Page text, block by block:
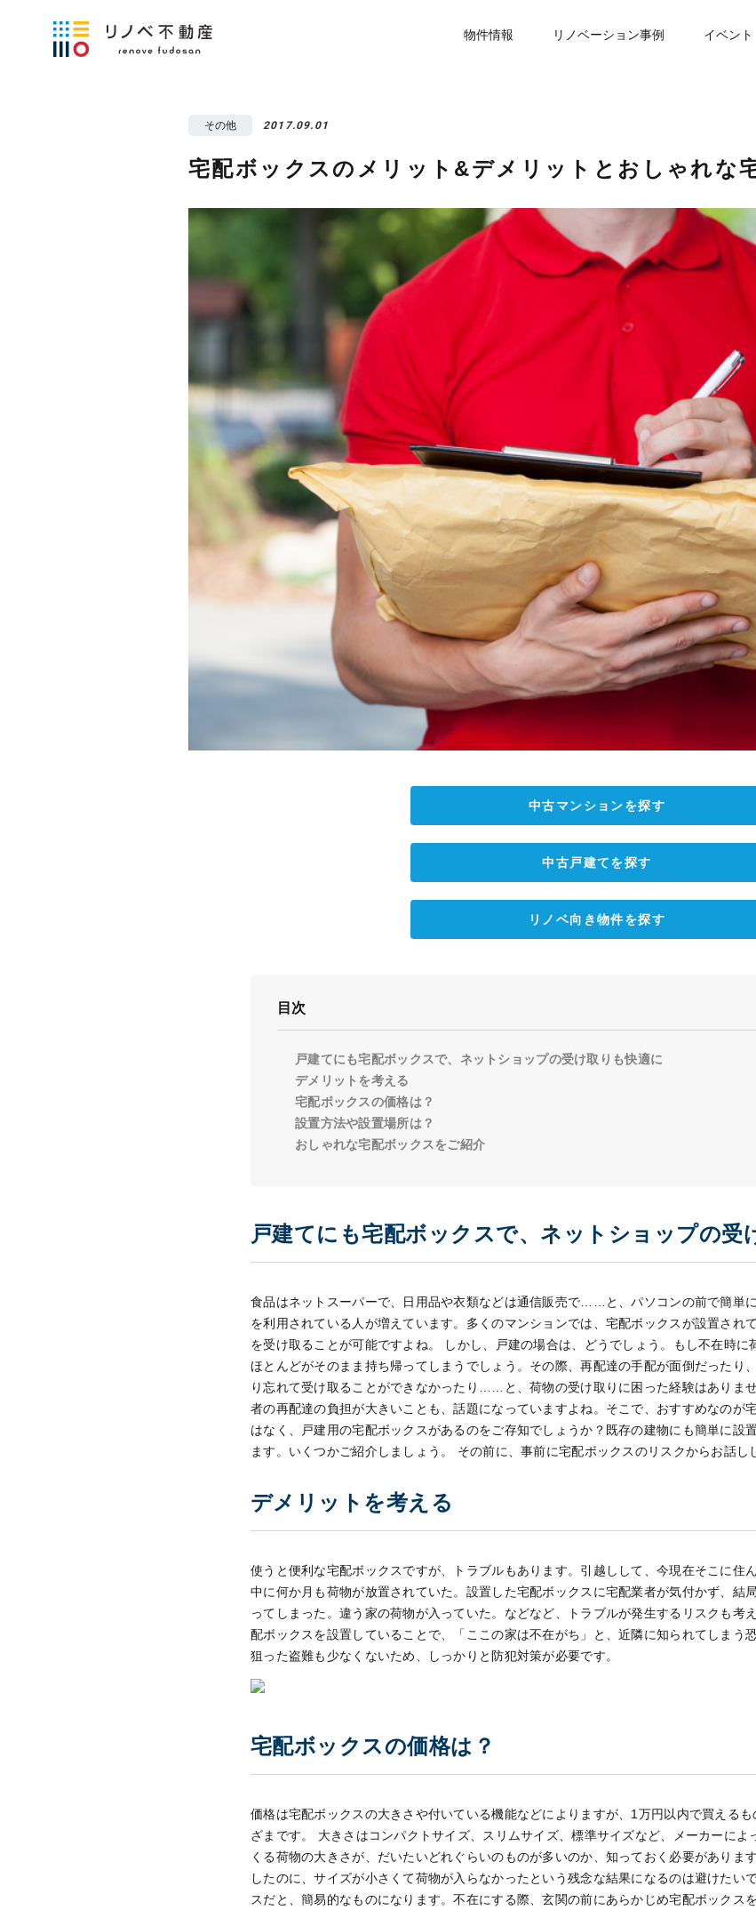
物件情報 リノベーション事例 イベント
その他 2017.09.01
宅配ボックスのメリット&デメリットとおしゃれな
中古マンションを探す
中古戸建てを探す
リノベ向き物件を探す
目次
戸建てにも宅配ボックスで、ネットショップの受け取りも快適に
デメリットを考える
宅配ボックスの価格は？
設置方法や設置場所は？
おしゃれな宅配ボックスをご紹介
戸建てにも宅配ボックスで、ネットショップの受
食品はネットスーパーで、日用品や衣類などは通信販売で……と、パソコンの前で簡単
を利用されている人が増えています。 多くのマンションでは、宅配ボックスが設置され
を受け取ることが可能ですよね。
しかし、戸建の場合は、どうでしょう。
もし不在時に
ほとんどがそのまま持ち帰ってしまうでしょう。 その際、再配達の手配が面倒だったり
り忘れて受け取ることができなかったり……と、荷物の受け取りに困った経験はありま
者の再配達の負担が大きいことも、話題になっていますよね。 そこで、おすすめなのが
はなく、戸建用の宅配ボックスがあるのをご存知でしょうか？ 既存の建物にも簡単に設
ます。いくつかご紹介しましょう。
その前に、事前に宅配ボックスのリスクからお話し
デメリットを考える
使うと便利な宅配ボックスですが、トラブルもあります。 引越しして、今現在そこに住
中に何か月も荷物が放置されていた。 設置した宅配ボックスに宅配業者が気付かず、結
ってしまった。 違う家の荷物が入っていた。 などなど、トラブルが発生するリスクも考
配ボックスを設置していることで、「ここの家は不在がち」と、近隣に知られてしまう
狙った盗難も少なくないため、しっかりと防犯対策が必要です。
宅配ボックスの価格は？
価格は宅配ボックスの大きさや付いている機能などによりますが、1万円以内で買える
ざまです。
大きさはコンパクトサイズ、スリムサイズ、標準サイズなど、メーカーによ
くる荷物の大きさが、だいたいどれぐらいのものが多いのか、知っておく必要がありま
したのに、サイズが小さくて荷物が入らなかったという残念な結果になるのは避けたいで
スだと、簡易的なものになります。不在にする際、玄関の前にあらかじめ宅配ボックス